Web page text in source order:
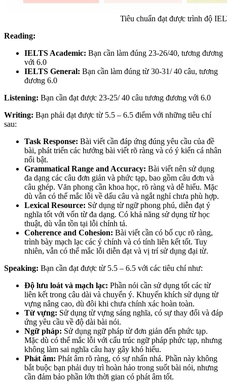
Tiêu chuẩn đạt được trình độ
Reading:
IELTS Academic: Bạn cần làm đúng 23-26/40, tương đương
với 6.0
IELTS General: Bạn cần làm đúng từ 30-31/ 40 câu, tương
đương 6.0
Listening: Bạn cần đạt được 23-25/ 40 câu tương đương với 6.0
Writing: Bạn phải đạt được từ 5.5 – 6.5 điểm với những tiêu chí
sau:
Task Response: Bài viết cần đáp ứng đúng yêu cầu của đề
bài, phát triển các hướng bài viết rõ ràng và có ý kiến cá nhân
nổi bật.
Grammatical Range and Accuracy: Bài viết nên sử dụng
đa dạng các câu đơn giản và phức tạp, bao gồm câu đơn và
câu ghép. Văn phong cần khoa học, rõ ràng và dễ hiểu. Mặc
dù vẫn có thể mắc lỗi về dấu câu và ngắt nghỉ chưa phù hợp.
Lexical Resource: Sử dụng từ ngữ phong phú, diễn đạt ý
nghĩa tốt với vốn từ đa dạng. Có khả năng sử dụng từ học
thuật, dù vẫn tồn tại lỗi chính tả.
Coherence and Cohesion: Bài viết cần có bố cục rõ ràng,
trình bày mạch lạc các ý chính và có tính liên kết tốt. Tuy
nhiên, vẫn có thể mắc lỗi diễn đạt và vị trí sử dụng đại từ.
Speaking: Bạn cần đạt được từ 5.5 – 6.5 với các tiêu chí như:
Độ lưu loát và mạch lạc: Phần nói cần sử dụng tốt các từ
liên kết trong câu dài và chuyển ý. Khuyến khích sử dụng từ
vựng nâng cao, dù đôi khi chưa chính xác hoàn toàn.
Từ vựng: Sử dụng từ vựng sáng nghĩa, có sự thay đổi và đáp
ứng yêu cầu về độ dài bài nói.
Ngữ pháp: Sử dụng ngữ pháp từ đơn giản đến phức tạp.
Mặc dù có thể mắc lỗi với cấu trúc ngữ pháp phức tạp, nhưng
không làm sai nghĩa câu hay gây khó hiểu.
Phát âm: Phát âm rõ ràng, có sự nhấn nhá. Phần này không
bắt buộc bạn phải duy trì hoàn hảo trong suốt bài nói, nhưng
cần đảm bảo phần lớn thời gian có phát âm tốt.